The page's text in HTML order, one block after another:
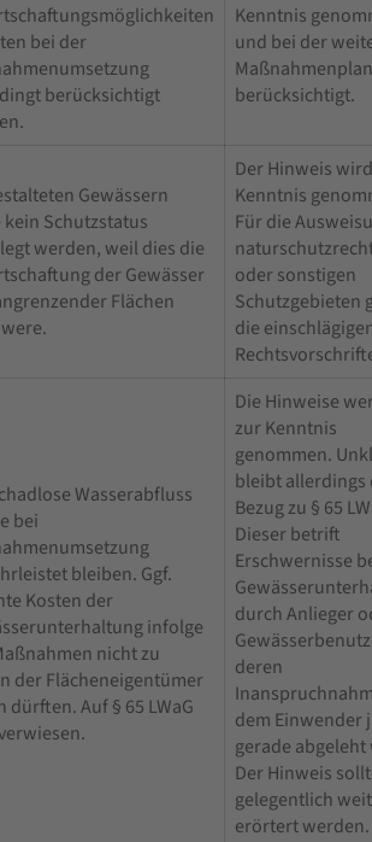
bei der
berücksichtigt
Kenntnis
und bei der
berücksichtigt.
Gewässern
Schutzstatus
werden, weil dies die
der Gewässer
Flächen
Der Hinweis
Kenntnis
Für die
oder sonstigen
Schutzgebieten
die
Wasserabfluss
bei
bleiben. Ggf.
Kosten der
infolge
nicht zu
der Flächeneigentümer
dürften. Auf § 65 LWaG
Die Hinweise
zur Kenntnis
genommen.
bleibt allerdings
Bezug zu § 65
Dieser betrift
Erschwernisse
durch Anlieger
deren
dem Einwender
gerade
Der Hinweis
gelegentlich
erörtert werden.